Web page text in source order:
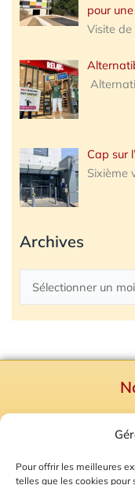
Pour offrir les meilleures
telles que les cookies pour
pour
Visite
Cap sur
Sixième
Archives
Mentions